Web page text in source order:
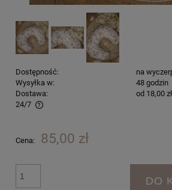
Dostępność:
na
Wysyłka w:
48 godzin
Dostawa:
od 18,00 zł
24/7
Cena nie zawiera ewentualnych kosztów
Cena: 85,00 zł
DO